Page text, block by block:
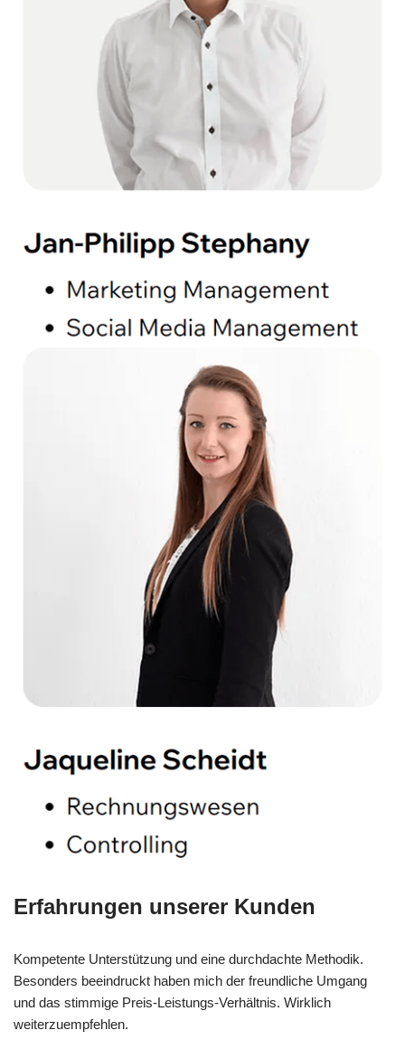
Erfahrungen unserer Kunden
Kompetente Unterstützung und eine durchdachte Methodik.
Besonders beeindruckt haben mich der freundliche Umgang
und das stimmige Preis-Leistungs-Verhältnis. Wirklich
weiterzuempfehlen.